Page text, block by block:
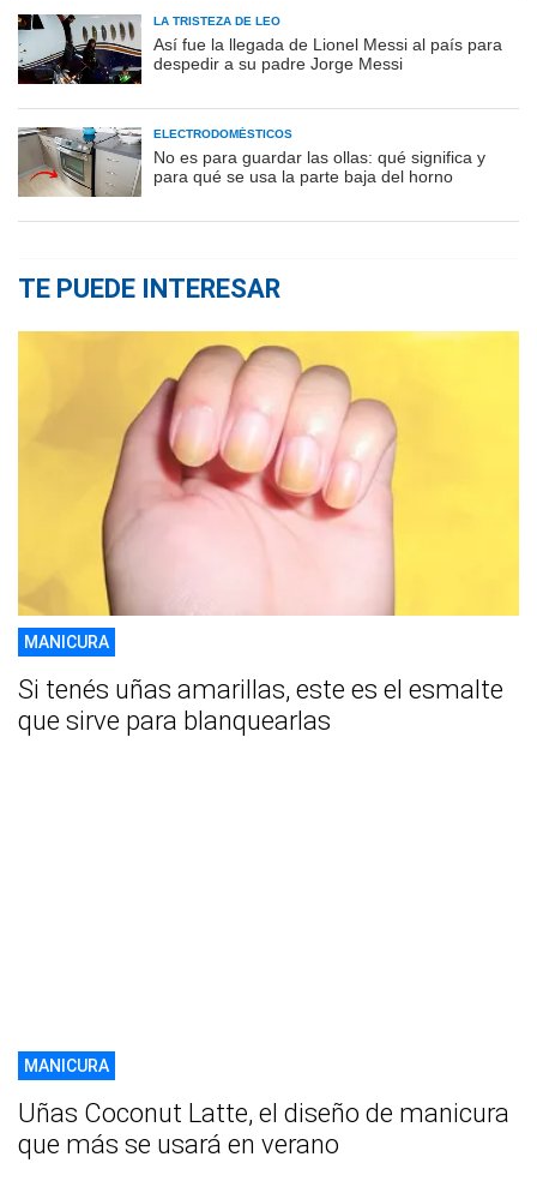
LA TRISTEZA DE LEO
Así fue la llegada de Lionel Messi al país para
despedir a su padre Jorge Messi
ELECTRODOMÉSTICOS
No es para guardar las ollas: qué significa y
para qué se usa la parte baja del horno
TE PUEDE INTERESAR
MANICURA
Si tenés uñas amarillas, este es el esmalte
que sirve para blanquearlas
MANICURA
Uñas Coconut Latte, el diseño de manicura
que más se usará en verano